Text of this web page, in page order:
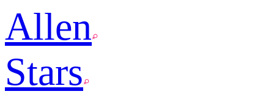
Allen
Stars